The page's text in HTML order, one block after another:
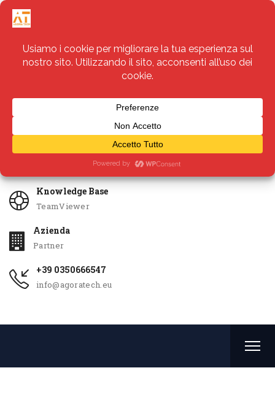
Servizi
Knowledge Base
TeamViewer
Azienda
Partner
+39 0350666547
info@agoratech.eu